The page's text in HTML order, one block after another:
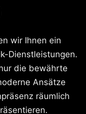
wir Ihnen ein
Dienstleistungen.
die bewährte
Ansätze
räumlich